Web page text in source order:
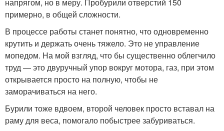
примерно, в общей сложности.
В процессе работы станет понятно, что одновременно
крутить и держать очень тяжело. Это не управление
мопедом. На мой взгляд, что бы существенно облегчило
труд — это двуручный упор вокруг мотора, газ, при этом
открывается просто на полную, чтобы не
заморачиваться на него.
Бурили тоже вдвоем, второй человек просто вставал на
раму для веса, помогало побыстрее забуриваться.